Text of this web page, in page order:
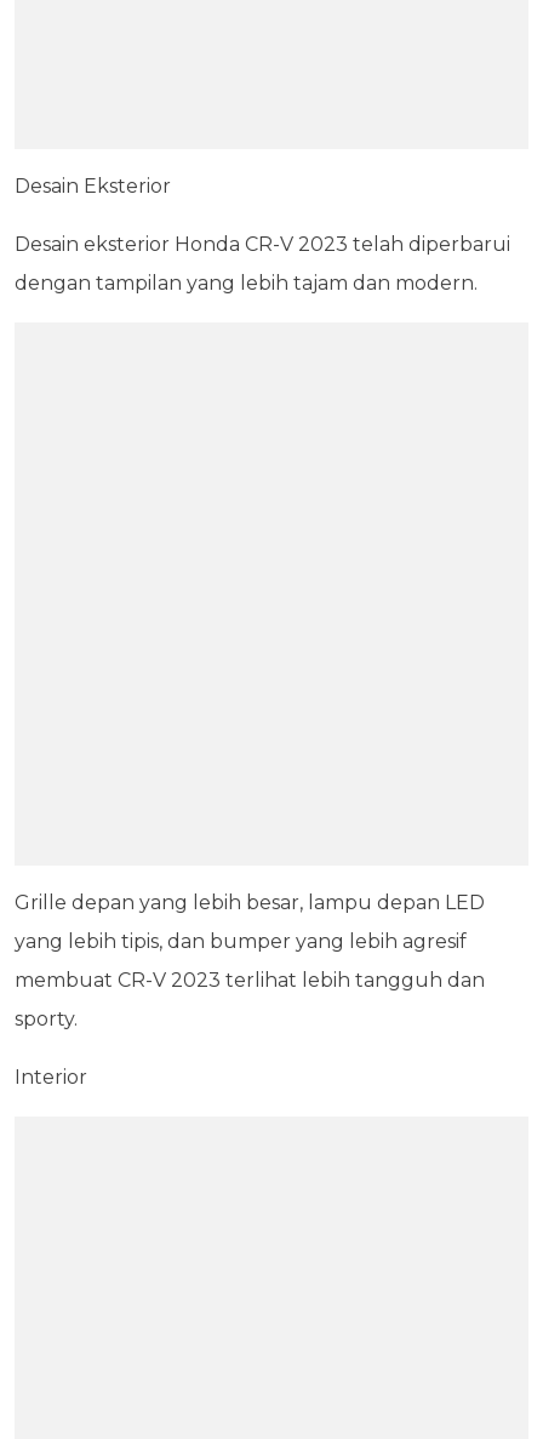
Desain Eksterior
Desain eksterior Honda CR-V 2023 telah diperbarui
dengan tampilan yang lebih tajam dan modern.
Grille depan yang lebih besar, lampu depan LED
yang lebih tipis, dan bumper yang lebih agresif
membuat CR-V 2023 terlihat lebih tangguh dan
sporty.
Interior